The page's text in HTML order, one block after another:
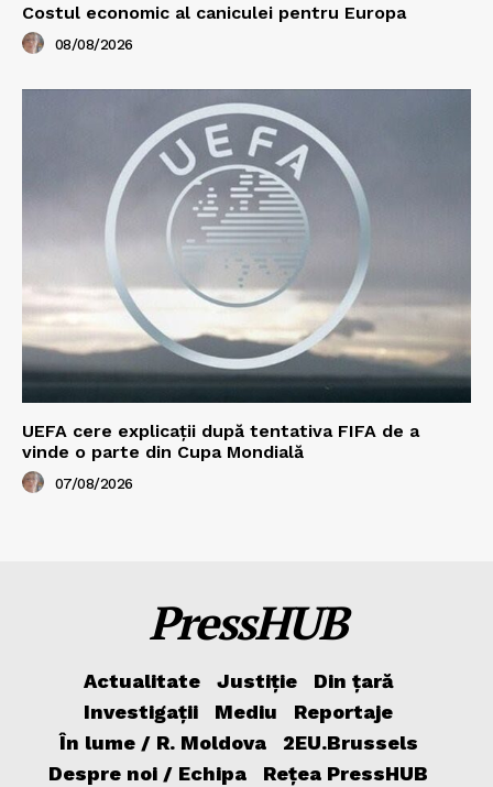
Costul economic al caniculei pentru Europa
08/08/2026
UEFA cere explicații după tentativa FIFA de a
vinde o parte din Cupa Mondială
07/08/2026
PressHUB
Actualitate Justiție
Din țară
Investigații
Mediu
Reportaje
În lume / R. Moldova
2EU.Brussels
Despre noi / Echipa
Rețea PressHUB